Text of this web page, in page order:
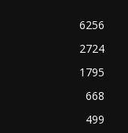
6256
2724
1795
668
499